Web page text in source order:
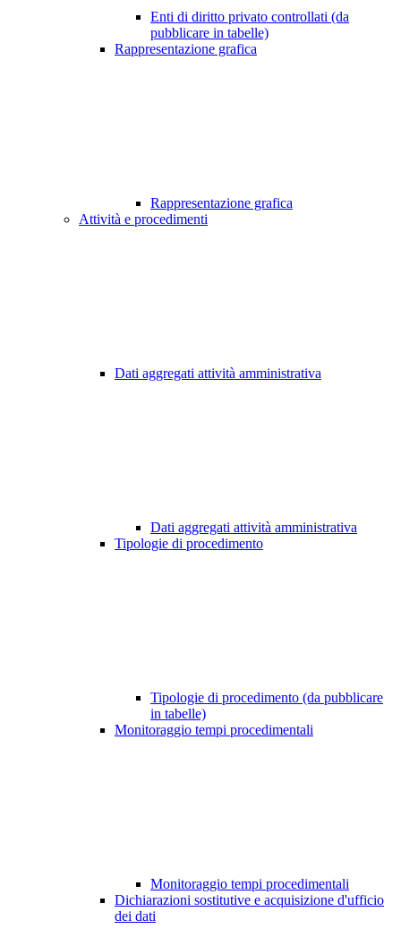
Enti di diritto privato controllati (da
pubblicare in tabelle)
Rappresentazione grafica
Rappresentazione grafica
Attività e procedimenti
Dati aggregati attività amministrativa
Dati aggregati attività amministrativa
Tipologie di procedimento
Tipologie di procedimento (da pubblicare
in tabelle)
Monitoraggio tempi procedimentali
Monitoraggio tempi procedimentali
Dichiarazioni sostitutive e acquisizione d'ufficio
dei dati